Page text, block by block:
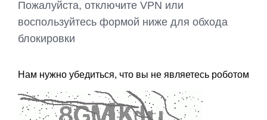
Пожалуйста, отключите VPN или
воспользуйтесь формой ниже для обхода
блокировки
Нам нужно убедиться, что вы не являетесь роботом